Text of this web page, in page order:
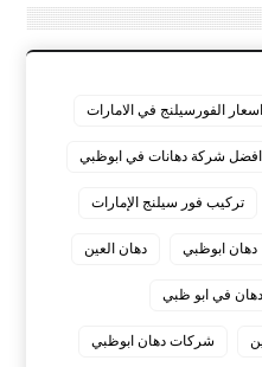
اسعار الفورسيلنج في الامارات
افضل شركة دهانات في ابوظبي
تركيب فور سيلنج الإمارات
دهان ابوظبي دهان العين
في ابو ظبي
شركات دهان ابوظبي